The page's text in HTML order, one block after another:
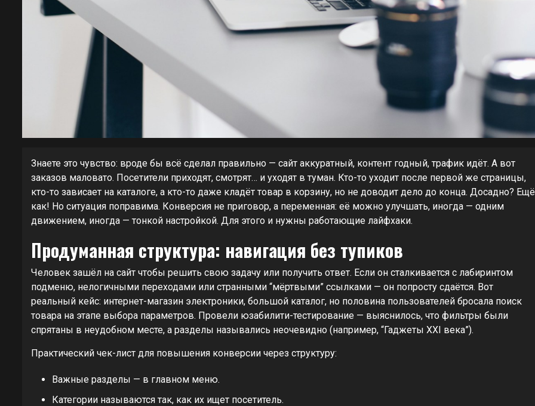
Знаете это чувство: вроде бы всё сделал правильно — сайт аккуратный, контент годный, трафик идёт. А вот
заказов маловато. Посетители приходят, смотрят… и уходят в туман. Кто-то уходит после первой же страницы,
кто-то зависает на каталоге, а кто-то даже кладёт товар в корзину, но не доводит дело до конца. Досадно? Ещё
как! Но ситуация поправима. Конверсия не приговор, а переменная: её можно улучшать, иногда — одним
движением, иногда — тонкой настройкой. Для этого и нужны работающие лайфхаки.
Продуманная структура: навигация без тупиков
Человек зашёл на сайт чтобы решить свою задачу или получить ответ. Если он сталкивается с лабиринтом
подменю, нелогичными переходами или странными “мёртвыми” ссылками — он попросту сдаётся. Вот
реальный кейс: интернет-магазин электроники, большой каталог, но половина пользователей бросала поиск
товара на этапе выбора параметров. Провели юзабилити-тестирование — выяснилось, что фильтры были
спрятаны в неудобном месте, а разделы назывались неочевидно (например, “Гаджеты XXI века”).
Практический чек-лист для повышения конверсии через структуру:
Важные разделы — в главном меню.
Категории называются так, как их ищет посетитель.